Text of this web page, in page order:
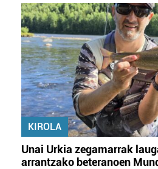
KIROLA
Unai Urkia zegamarrak
arrantzako beteranoen